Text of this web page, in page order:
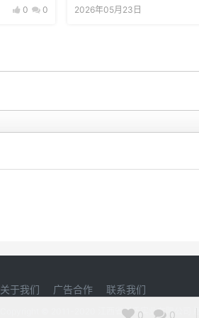
0 0
0 0 2026年05月23日
关于我们 广告合作 联系我们
Copyright © 2011-2020 江西省刘氏实业有限公司